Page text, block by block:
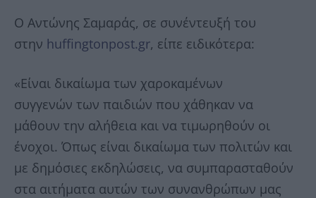
Ο Αντώνης Σαμαράς, σε συνέντευξή του
στην huffingtonpost.gr, είπε ειδικότερα:
«Είναι δικαίωμα των χαροκαμένων
συγγενών των παιδιών που χάθηκαν να
μάθουν την αλήθεια και να τιμωρηθούν οι
ένοχοι. Όπως είναι δικαίωμα των πολιτών και
με δημόσιες εκδηλώσεις, να συμπαρασταθούν
στα αιτήματα αυτών των συνανθρώπων μας